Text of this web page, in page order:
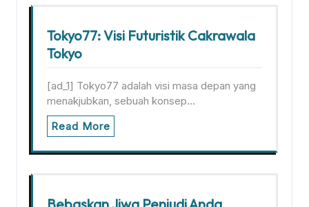
Tokyo77: Visi Futuristik Cakrawala
Tokyo
[ad_1] Tokyo77 adalah visi masa depan yang
menakjubkan, sebuah konsep…
Read More